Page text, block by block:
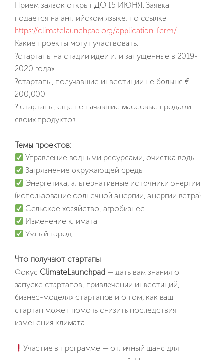
Прием заявок открыт ДО 15 ИЮНЯ. Заявка
подается на английском языке, по ссылке
https://climatelaunchpad.org/application-form/
Какие проекты могут участвовать:
?стартапы на стадии идеи или запущенные в 2019-
2020 годах
?стартапы, получавшие инвестиции не больше €
200,000
? стартапы, еще не начавшие массовые продажи
своих продуктов
Темы проектов:
Управление водными ресурсами, очистка воды
Загрязнение окружающей среды
Энергетика, альтернативные источники энергии
(использование солнечной энергии, энергии ветра)
Сельское хозяйство, агробизнес
Изменение климата
Умный город
Что получают стартапы
Фокус ClimateLaunchpad — дать вам знания о
запуске стартапов, привлечении инвестиций,
бизнес-моделях стартапов и о том, как ваш
стартап может помочь снизить последствия
изменения климата.
Участие в программе — отличный шанс для